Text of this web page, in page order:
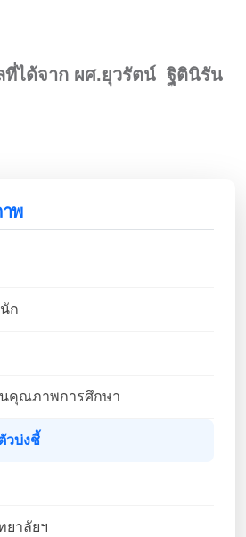
ได้จาก ผศ.ยุวรัตน์ ฐิตินิรัน
พ
ก
คุณภาพการศึกษา
วบ่งชี้
ยาลัยฯ